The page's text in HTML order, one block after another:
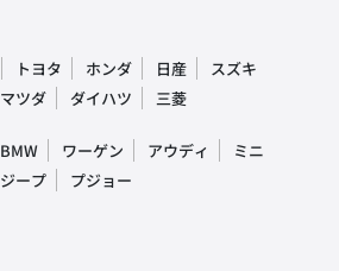
トヨタ ホンダ 日産
スズキ
マツダ ダイハツ 三菱
BMW ワーゲン アウディ
ミニ
ジープ プジョー